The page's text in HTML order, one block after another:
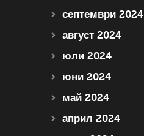
септември 2024
август 2024
юли 2024
юни 2024
май 2024
април 2024